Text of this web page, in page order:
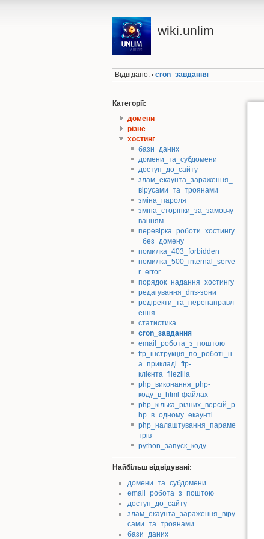
wiki.unlim
Відвідано: • cron_завдання
Категорії:
домени
різне
хостинг
бази_даних
домени_та_субдомени
доступ_до_сайту
злам_екаунта_зараження_
вірусами_та_троянами
зміна_пароля
зміна_сторінки_за_замовчу
ванням
перевірка_роботи_хостингу
_без_домену
помилка_403_forbidden
помилка_500_internal_serve
r_error
порядок_надання_хостингу
редагування_dns-зони
редіректи_та_перенаправл
ення
статистика
cron_завдання
email_робота_з_поштою
ftp_інструкція_по_роботі_н
а_прикладі_ftp-
клієнта_filezilla
php_виконання_php-
коду_в_html-файлах
php_кілька_різних_версій_p
hp_в_одному_екаунті
php_налаштування_параме
трів
python_запуск_коду
Найбільш відвідувані:
домени_та_субдомени
email_робота_з_поштою
доступ_до_сайту
злам_екаунта_зараження_віру
сами_та_троянами
бази_даних